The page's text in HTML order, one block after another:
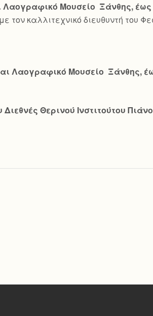
Μουσείο Ξάνθης, έως
τον καλλιτεχνικό διευθυντή του
Λαογραφικό Μουσείο Ξάνθης,
Θερινού Ινστιτούτου